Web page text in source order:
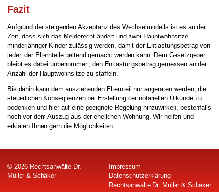
Fazit
Aufgrund der steigenden Akzeptanz des Wechselmodells ist es an der
Zeit, dass sich das Melderecht ändert und zwei Hauptwohnsitze
minderjähriger Kinder zulässig werden, damit der Entlastungsbetrag von
jeden der Elternteile geltend gemacht werden kann. Dem Gesetzgeber
bleibt es dabei unbenommen, den Entlastungsbetrag gemessen an der
Anzahl der Hauptwohnsitze zu staffeln.
Bis dahin kann dem ausziehenden Elternteil nur angeraten werden, die
steuerlichen Konsequenzen bei Erstellung der notariellen Urkunde zu
bedenken und hier auf eine geeignete Regelung hinzuwirken, bestenfalls
noch vor dem Auszug aus der ehelichen Wohnung. Wir helfen und
erklären Ihnen gern die Möglichkeiten.
© 2026 Rechtsanwälte Dr.
Müller & Schäker
Impressum
Datenschutzerklärung
Rechtsanwälte Dr. Müller & Schäker